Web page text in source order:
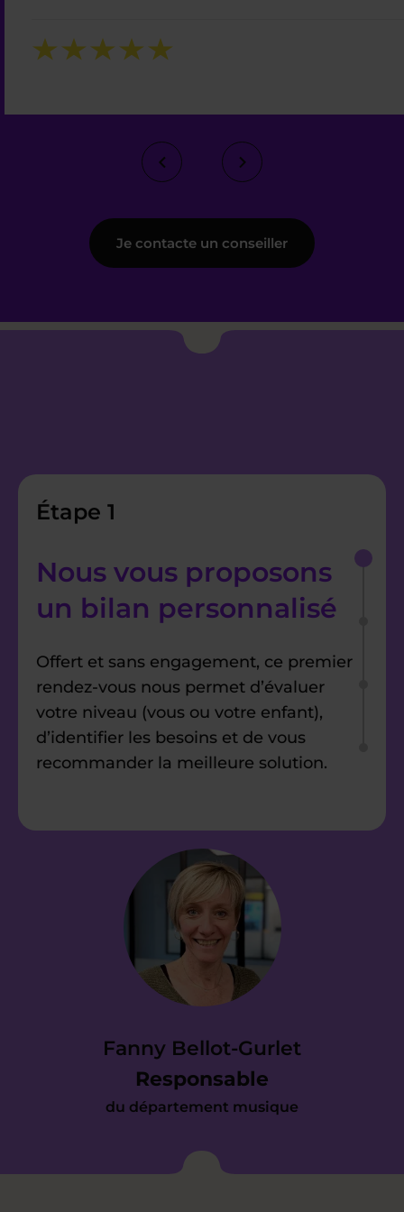
Je contacte un conseiller
Fanny Bellot-Gurlet
Responsable
du département musique
Étape 1
Nous vous proposons
un bilan personnalisé
Offert et sans engagement, ce premier
rendez-vous nous permet d’évaluer
votre niveau (vous ou votre enfant),
d’identifier les besoins et de vous
recommander la meilleure solution.
Étape 2
Nous vous envoyons
une proposition
d’accompagnement
à vos attentes ? Parfait. Dès
maintenant, nous prenons en charge
toute l’organisation pour mettre en
place votre cours le plus tôt possible.
Étape 3